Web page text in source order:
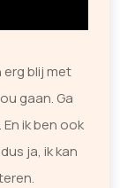
erg blij met
gaan. Ga
ik ben ook
ja, ik kan